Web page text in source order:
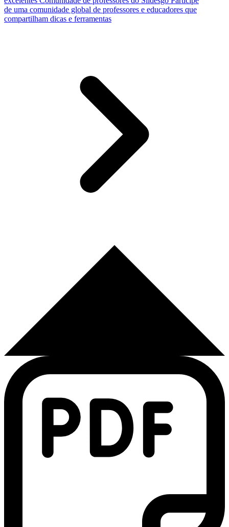
de uma comunidade global de professores e educadores que
compartilham dicas e ferramentas